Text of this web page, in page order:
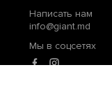
Написать нам
info@giant.md
Мы в соцсетях